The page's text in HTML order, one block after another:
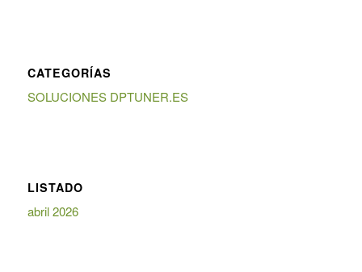
CATEGORÍAS
SOLUCIONES DPTUNER.ES
LISTADO
abril 2026